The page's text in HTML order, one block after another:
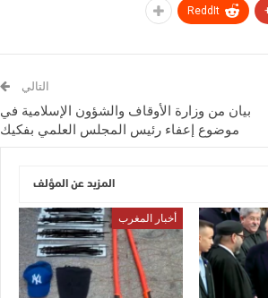
ReddIt
التالي
بيان من وزارة الأوقاف والشؤون الإسلامية في
موضوع إعفاء رئيس المجلس العلمي بفكيك
المزيد عن المؤلف
أخبار المغرب